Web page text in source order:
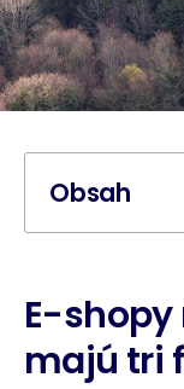
Obsah
E-shopy
majú tri